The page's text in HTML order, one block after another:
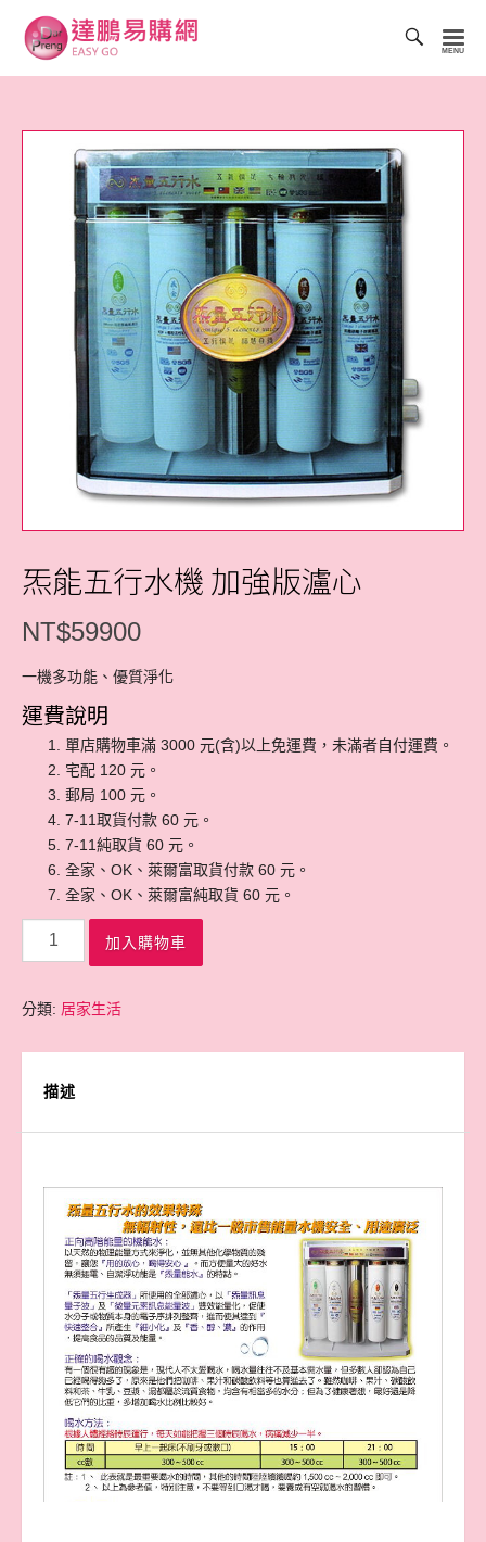
達
易
炁能五行水機 加強版瀘心
NT$59900
一機多功能、優質淨化
運費說明
單店購物車滿 3000 元(含)以上免運費，未滿者自付運費。
宅配 120 元。
郵局 100 元。
7-11取貨付款 60 元。
7-11純取貨 60 元。
全家、OK、萊爾富取貨付款 60 元。
全家、OK、萊爾富純取貨 60 元。
加入購物車
分類: 居家生活
描述